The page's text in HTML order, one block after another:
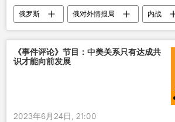
俄罗斯 俄对外情报局
内战
失败
《事件评论》节目：中美关系只有达成共
识才能向前发展
2023年6月24日, 21:00